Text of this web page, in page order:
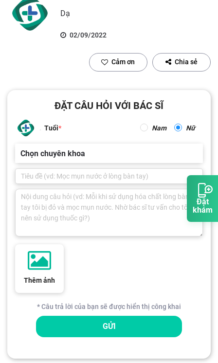
Đặt
khám
Dạ
02/09/2022
Cảm ơn Chia sẻ
ĐẶT CÂU HỎI VỚI BÁC SĨ
Tuổi Nam Nữ
Chọn chuyên khoa
Thêm ảnh
* Câu trả lời của bạn sẽ được hiển thị công khai
GỬI